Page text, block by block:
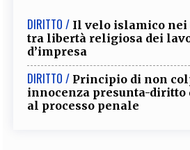
DIRITTO / Il velo islamico
tra libertà religiosa dei
d’impresa
DIRITTO / Principio di non
innocenza presunta-diritto
al processo penale